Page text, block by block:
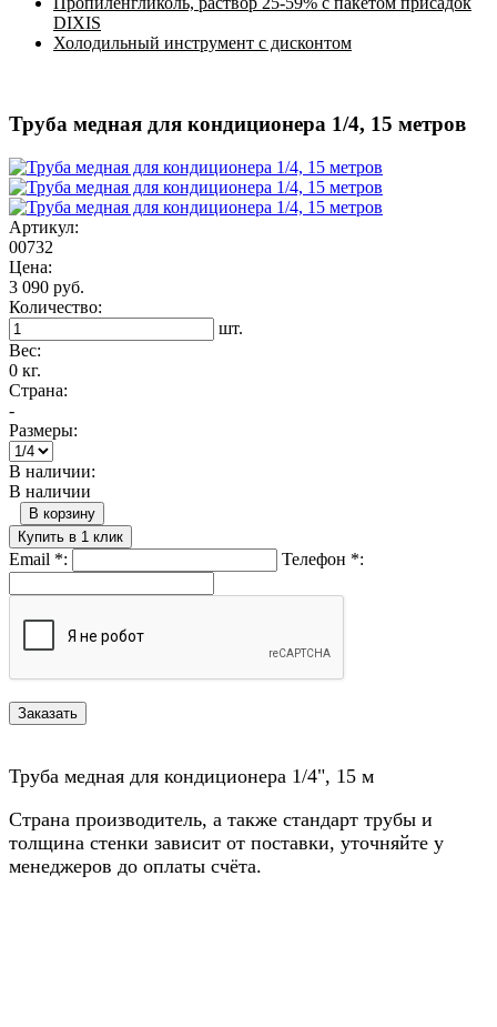
DIXIS
Холодильный инструмент с дисконтом
Труба медная для кондиционера 1/4, 15 метров
Артикул:
00732
Цена:
3 090 руб.
Количество:
шт.
Вес:
0 кг.
Страна:
-
Размеры:
В наличии:
В наличии
В корзину
Купить в 1 клик
Email *: Телефон *:
Труба медная для кондиционера 1/4", 15 м
Страна производитель, а также стандарт трубы и
толщина стенки зависит от поставки, уточняйте у
менеджеров до оплаты счёта.